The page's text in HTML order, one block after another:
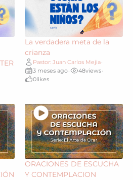
La verdadera meta de la
crianza
Pastor: Juan Carlos Mejia•
3 meses ago• 48views•
0likes
ORACIONES DE ESCUCHA
Y CONTEMPLACION